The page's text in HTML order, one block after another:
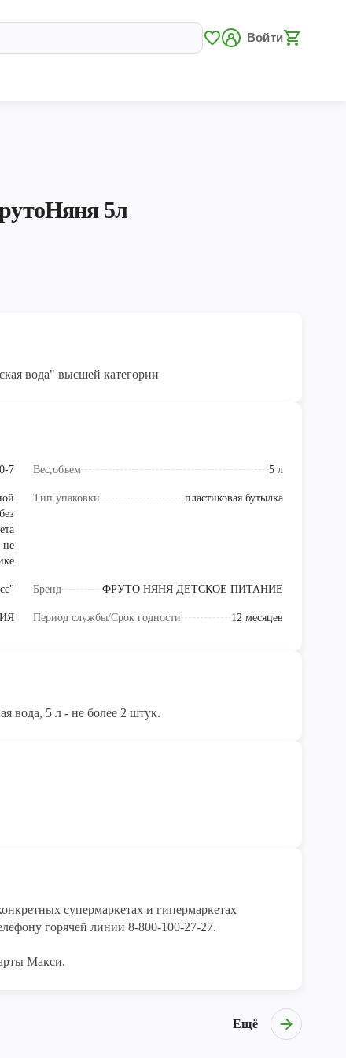
Войти
5л
вода" высшей категории
7 Вес,объем 5 л
не
Тип упаковки пластиковая бутылка
Бренд ФРУТО НЯНЯ ДЕТСКОЕ ПИТАНИЕ
Период службы/Срок годности 12 месяцев
вода, 5 л - не более 2 штук.
супермаркетах и гипермаркетах
горячей линии 8-800-100-27-27.
Макси.
Ещё